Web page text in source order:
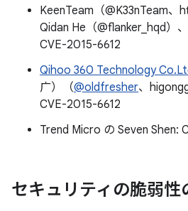
KeenTeam（@K33nTeam
Qidan He（@flanker_hqd）
CVE-2015-6612
Qihoo 360 Technology
广）（@oldfresher、
CVE-2015-6612
Trend Micro の Seven Shen:
セキュリティの脆弱性